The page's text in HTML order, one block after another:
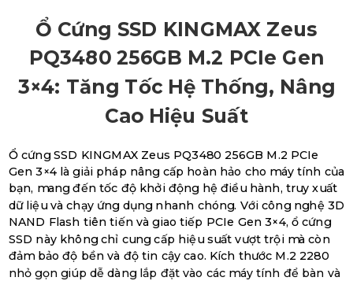
Ổ Cứng SSD KINGMAX Zeus
PQ3480 256GB M.2 PCIe Gen
3×4: Tăng Tốc Hệ Thống, Nâng
Cao Hiệu Suất
Ổ cứng SSD KINGMAX Zeus PQ3480 256GB M.2 PCIe
Gen 3×4 là giải pháp nâng cấp hoàn hảo cho máy tính của
bạn, mang đến tốc độ khởi động hệ điều hành, truy xuất
dữ liệu và chạy ứng dụng nhanh chóng. Với công nghệ 3D
NAND Flash tiên tiến và giao tiếp PCIe Gen 3×4, ổ cứng
SSD này không chỉ cung cấp hiệu suất vượt trội mà còn
đảm bảo độ bền và độ tin cậy cao. Kích thước M.2 2280
nhỏ gọn giúp dễ dàng lắp đặt vào các máy tính để bàn và